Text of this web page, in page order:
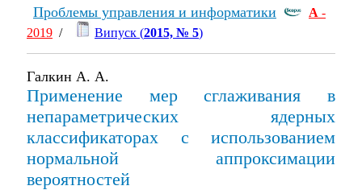
Проблемы управления и информатики А -
2019 / Випуск (2015, № 5)
Галкин А. А.
Применение мер сглаживания в
непараметрических ядерных
классификаторах с использованием
нормальной аппроксимации
вероятностей